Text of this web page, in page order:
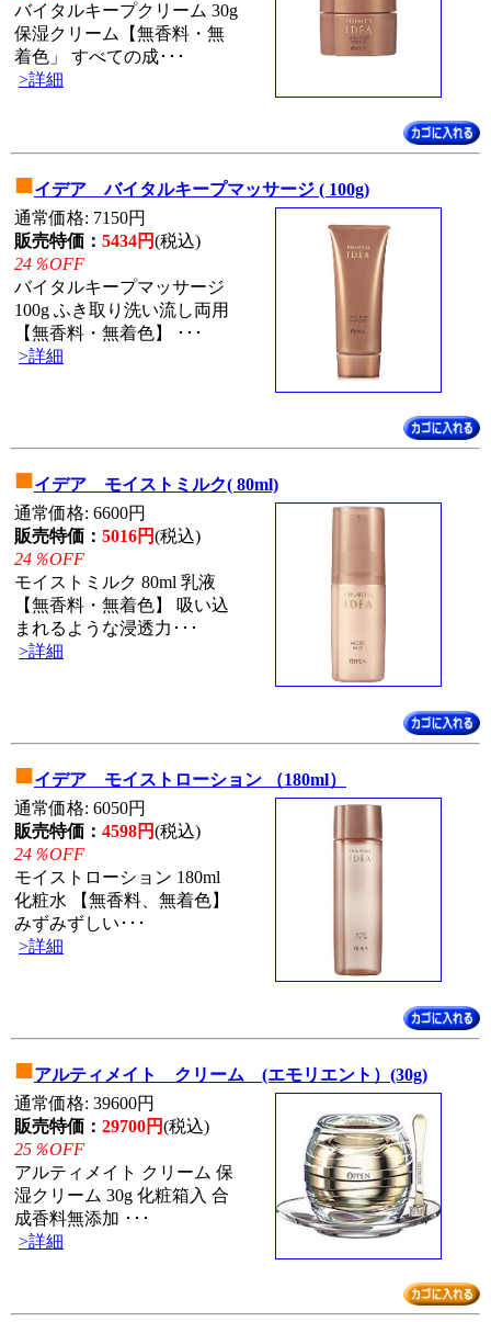
バイタルキープクリーム 30g
保湿クリーム【無香料・無
着色」 すべての成･･･
>詳細
■イデア バイタルキープマッサージ ( 100g)
通常価格: 7150円
販売特価： 5434円(税込)
24％OFF
バイタルキープマッサージ
100g ふき取り洗い流し両用
【無香料・無着色】 ･･･
>詳細
■イデア モイストミルク( 80ml)
通常価格: 6600円
販売特価： 5016円(税込)
24％OFF
モイストミルク 80ml 乳液
【無香料・無着色】 吸い込
まれるような浸透力･･･
>詳細
■イデア モイストローション （180ml）
通常価格: 6050円
販売特価： 4598円(税込)
24％OFF
モイストローション 180ml
化粧水 【無香料、無着色】
みずみずしい･･･
>詳細
■アルティメイト クリーム (エモリエント）(30g)
通常価格: 39600円
販売特価： 29700円(税込)
25％OFF
アルティメイト クリーム 保
湿クリーム 30g 化粧箱入 合
成香料無添加 ･･･
>詳細